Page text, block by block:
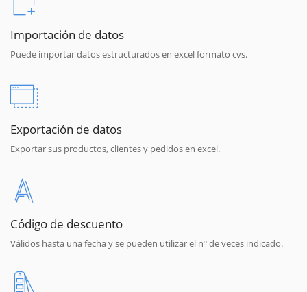
Importación de datos
Puede importar datos estructurados en excel formato cvs.
Exportación de datos
Exportar sus productos, clientes y pedidos en excel.
Código de descuento
Válidos hasta una fecha y se pueden utilizar el nº de veces indicado.